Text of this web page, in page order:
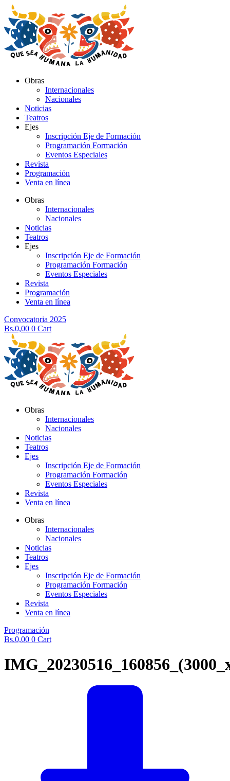
al
contenido
Obras
Internacionales
Nacionales
Noticias
Teatros
Ejes
Inscripción Eje de Formación
Programación Formación
Eventos Especiales
Revista
Programación
Venta en línea
Obras
Internacionales
Nacionales
Noticias
Teatros
Ejes
Inscripción Eje de Formación
Programación Formación
Eventos Especiales
Revista
Programación
Venta en línea
Convocatoria 2025
Bs.0,00 0 Cart
Obras
Internacionales
Nacionales
Noticias
Teatros
Ejes
Inscripción Eje de Formación
Programación Formación
Eventos Especiales
Revista
Venta en línea
Obras
Internacionales
Nacionales
Noticias
Teatros
Ejes
Inscripción Eje de Formación
Programación Formación
Eventos Especiales
Revista
Venta en línea
Programación
Bs.0,00 0 Cart